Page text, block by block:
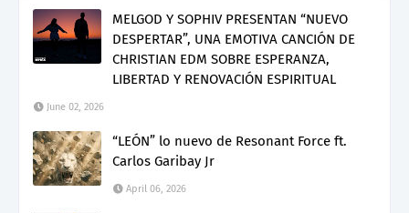
MELGOD Y SOPHIV PRESENTAN “NUEVO
DESPERTAR”, UNA EMOTIVA CANCIÓN DE
CHRISTIAN EDM SOBRE ESPERANZA,
LIBERTAD Y RENOVACIÓN ESPIRITUAL
June 02, 2026
“LEÓN” lo nuevo de Resonant Force ft.
Carlos Garibay Jr
April 06, 2026